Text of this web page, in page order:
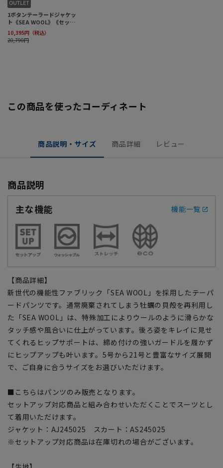
この商品を使ったコーディネート
商品説明・サイズ 商品詳細 レビュー
商品説明
主な機能
機能一覧
【商品詳細】
新世代の機能性ファブリック「SEA WOOL」を採用したテーパ
ードパンツです。通常廃棄されてしまう牡蠣の貝殻を再利用し
た「SEA WOOL」は、特殊加工によりウールのように滑らかな
タッチ感や風合いに仕上がっています。後ろ姿をキレイに見せ
てくれるヒップサポートは、締め付けの強いガードルを履かず
にヒップアップも叶います。5号から21号と豊富なサイズ展開
で、ご自身に合うサイズをお選びいただけます。
■こちらはパンツのみ販売となります。
セットアップ対応商品と組み合わせいただくことでスーツとし
て着用いただけます。
ジャケット：AJ245025 スカート：AS245025
※セットアップ対応商品は在庫切れの場合がございます。